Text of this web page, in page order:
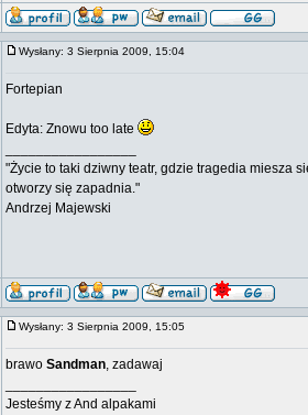
Wysłany: 3 Sierpnia 2009, 15:04
Fortepian
Edyta: Znowu too late
"Życie to taki dziwny teatr, gdzie tragedia miesza
otworzy się zapadnia."
Andrzej Majewski
Wysłany: 3 Sierpnia 2009, 15:05
brawo Sandman, zadawaj
Jesteśmy z And alpakami